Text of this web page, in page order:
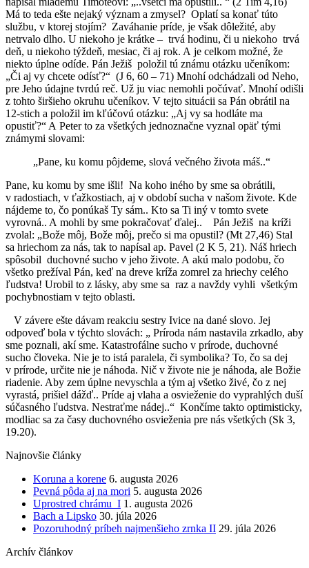
Má to teda ešte nejaký význam a zmysel? Oplatí sa konať túto
službu, v ktorej stojím? Zaváhanie príde, je však dôležité, aby
netrvalo dlho. U niekoho je krátke – trvá hodinu, či u niekoho trvá
deň, u niekoho týždeň, mesiac, či aj rok. A je celkom možné, že
niekto úplne odíde. Pán Ježiš položil tú známu otázku učeníkom:
„Či aj vy chcete odísť?“ (J 6, 60 – 71) Mnohí odchádzali od Neho,
pre Jeho údajne tvrdú reč. Už ju viac nemohli počúvať. Mnohí odišli
z tohto širšieho okruhu učeníkov. V tejto situácii sa Pán obrátil na
12-stich a položil im kľúčovú otázku: „Aj vy sa hodláte ma
opustiť?“ A Peter to za všetkých jednoznačne vyznal opäť tými
známymi slovami:
„Pane, ku komu pôjdeme, slová večného života máš..“
Pane, ku komu by sme išli! Na koho iného by sme sa obrátili,
v radostiach, v ťažkostiach, aj v období sucha v našom živote. Kde
nájdeme to, čo ponúkaš Ty sám.. Kto sa Ti iný v tomto svete
vyrovná.. A mohli by sme pokračovať ďalej.. Pán Ježiš na kríži
zvolal: „Bože môj, Bože môj, prečo si ma opustil? (Mt 27,46) Stal
sa hriechom za nás, tak to napísal ap. Pavel (2 K 5, 21). Náš hriech
spôsobil duchovné sucho v jeho živote. A akú malo podobu, čo
všetko prežíval Pán, keď na dreve kríža zomrel za hriechy celého
ľudstva! Urobil to z lásky, aby sme sa raz a navždy vyhli všetkým
pochybnostiam v tejto oblasti.
V závere ešte dávam reakciu sestry Ivice na dané slovo. Jej
odpoveď bola v týchto slovách: „ Príroda nám nastavila zrkadlo, aby
sme poznali, akí sme. Katastrofálne sucho v prírode, duchovné
sucho človeka. Nie je to istá paralela, či symbolika? To, čo sa dej
v prírode, určite nie je náhoda. Nič v živote nie je náhoda, ale Božie
riadenie. Aby zem úplne nevyschla a tým aj všetko živé, čo z nej
vyrastá, prišiel dážď.. Príde aj vlaha a osvieženie do vyprahlých duší
súčasného ľudstva. Nestraťme nádej..“ Končíme takto optimisticky,
modliac sa za časy duchovného osvieženia pre nás všetkých (Sk 3,
19.20).
Najnovšie články
Koruna a korene 6. augusta 2026
Pevná pôda aj na mori 5. augusta 2026
Uprostred chrámu I 1. augusta 2026
Bach a Lipsko 30. júla 2026
Pozoruhodný príbeh najmenšieho zrnka II 29. júla 2026
Archív článkov